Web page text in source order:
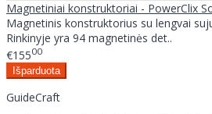
Magnetiniai konstruktoriai - PowerClix
Magnetinis konstruktorius su lengvai
Rinkinyje yra 94 magnetinės det..
€15500
GuideCraft